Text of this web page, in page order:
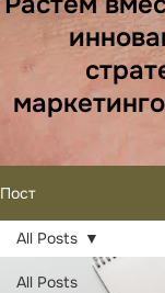
Пост
All Posts
All Posts